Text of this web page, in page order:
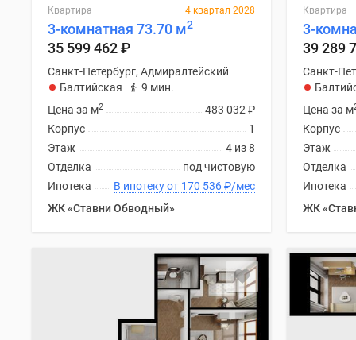
Квартира 4 квартал 2028
3-комнатная 73.70 м2
35 599 462₽
Санкт-Петербург, Адмиралтейский
Балтийская
9 мин.
483 032 ₽
Цена за м2
1
Корпус
4 из 8
Этаж
под чистовую
Отделка
В ипотеку от 170 536₽/мес
Ипотека
ЖК «Ставни Обводный»
Квартира
3-
39 289
Санкт-
Цена за м
Корпус
Этаж
Отделка
Ипотека
ЖК